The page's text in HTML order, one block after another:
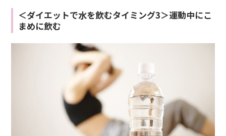
＜ダイエットで水を飲むタイミング3＞運動中にこ
まめに飲む